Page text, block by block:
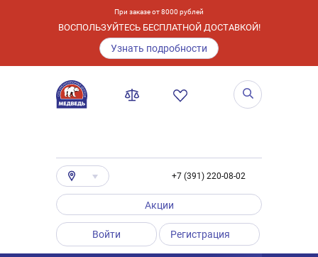
При заказе от 8000 рублей
ВОСПОЛЬЗУЙТЕСЬ БЕСПЛАТНОЙ ДОСТАВКОЙ!
Узнать подробности
+7 (391) 220-08-02
Акции
Войти Регистрация